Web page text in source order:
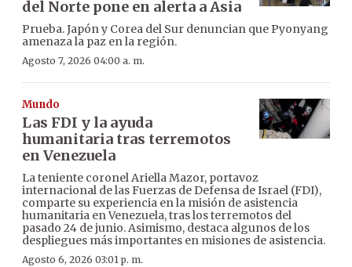
del Norte pone en alerta a Asia
Prueba. Japón y Corea del Sur denuncian que Pyonyang
amenaza la paz en la región.
Agosto 7, 2026 04:00 a. m.
Mundo
Las FDI y la ayuda
humanitaria tras terremotos
en Venezuela
La teniente coronel Ariella Mazor, portavoz
internacional de las Fuerzas de Defensa de Israel (FDI),
comparte su experiencia en la misión de asistencia
humanitaria en Venezuela, tras los terremotos del
pasado 24 de junio. Asimismo, destaca algunos de los
despliegues más importantes en misiones de asistencia.
Agosto 6, 2026 03:01 p. m.